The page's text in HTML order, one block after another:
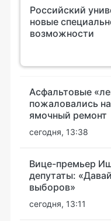
Российский
новые
возможности
Асфальтовые
пожаловались
ямочный ремонт
сегодня, 13:38
Вице-премьер
депутаты:
выборов»
сегодня, 13:11